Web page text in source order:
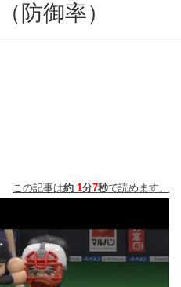
防御率）
この記事は約 1分7秒で読めます。